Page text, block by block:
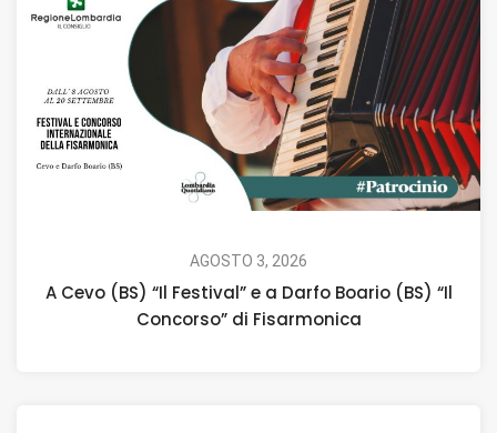
AGOSTO 3, 2026
A Cevo (BS) “Il Festival” e a Darfo Boario (BS) “Il
Concorso” di Fisarmonica